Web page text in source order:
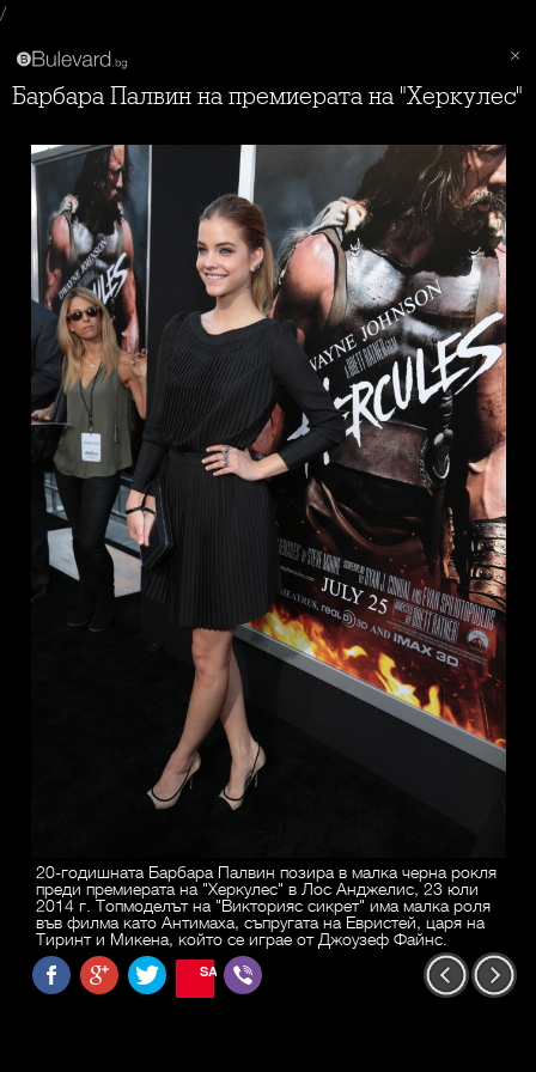
/
Барбара Палвин на премиерата на "Херкулес"
20-годишната Барбара Палвин позира в малка черна рокля
преди премиерата на "Херкулес" в Лос Анджелис, 23 юли
2014 г. Топмоделът на "Викторияс сикрет" има малка роля
във филма като Антимаха, съпругата на Евристей, царя на
Тиринт и Микена, който се играе от Джоузеф Файнс.
SAVE